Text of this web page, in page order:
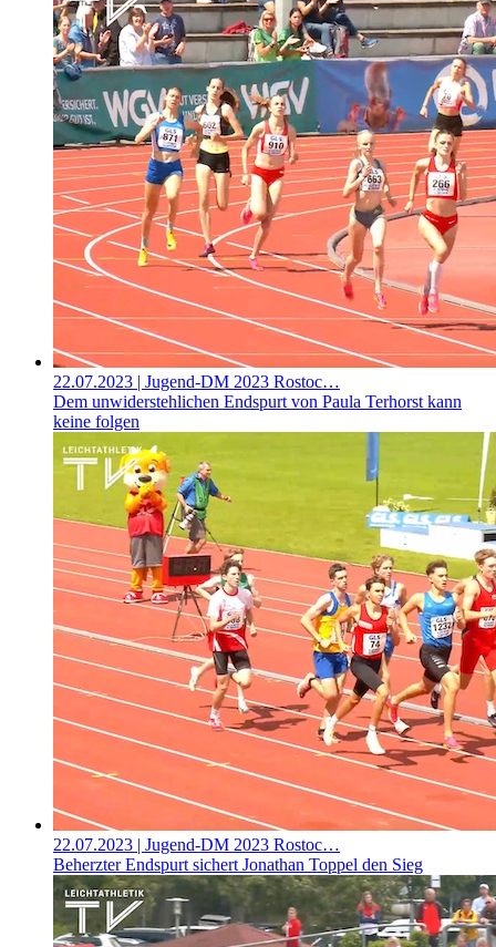
22.07.2023 | Jugend-DM 2023 Rostoc…
Dem unwiderstehlichen Endspurt von Paula Terhorst kann
keine folgen
22.07.2023 | Jugend-DM 2023 Rostoc…
Beherzter Endspurt sichert Jonathan Toppel den Sieg